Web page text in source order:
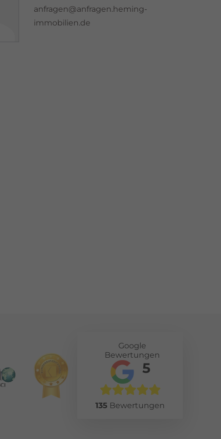
anfragen@anfragen.heming-
immobilien.de
Google
Bewertungen
5
135 Bewertungen